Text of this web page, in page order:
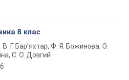
8 клас
В. Г. Бар’яхтар, Ф. Я. Божинова, О.
С. О. Довгий